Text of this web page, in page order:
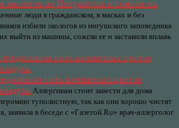
экологов из Ингушетии и сожгли их
люди в гражданском, в масках и без
избили экологов из ингушского заповедника
выйти из машины, сожгли ее и заставили вплавь
пять комнатных цветов
Аллергикам стоит завести для дома
туполистную, так как они хорошо чистят
заявила в беседе с «Газетой.Ru» врач-аллерголог